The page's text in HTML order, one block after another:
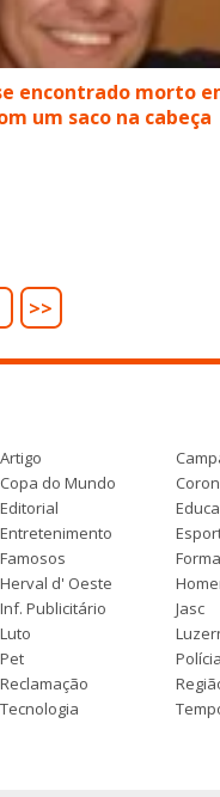
encontrado morto
um saco na cabeça
>>
Artigo
Copa do Mundo
Editorial
Entretenimento
Famosos
Herval d' Oeste
Inf. Publicitário
Jasc
Luto
Pet
Polícia
Reclamação
Tecnologia